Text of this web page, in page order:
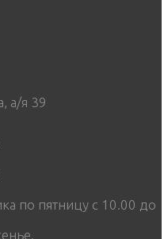
а/я 39
по пятницу с 10.00 до